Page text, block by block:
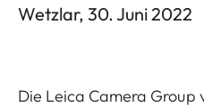
Wetzlar, 30. Juni 2022
Die Leica Camera Group